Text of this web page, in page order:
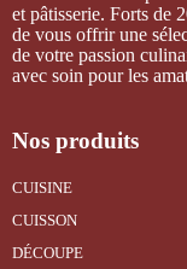
et pâtisserie. Forts de
de vous offrir une
de votre passion
avec soin pour les
Nos produits
CUISINE
CUISSON
DÉCOUPE